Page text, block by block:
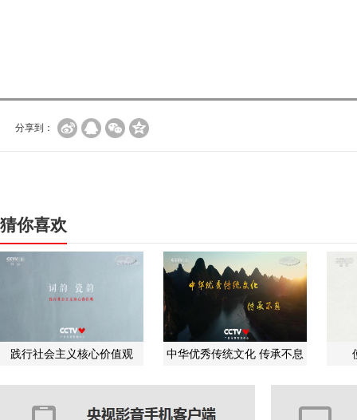
分享到：
猜你喜欢
践行社会主义核心价值观 中华优秀传统文化 传承不息